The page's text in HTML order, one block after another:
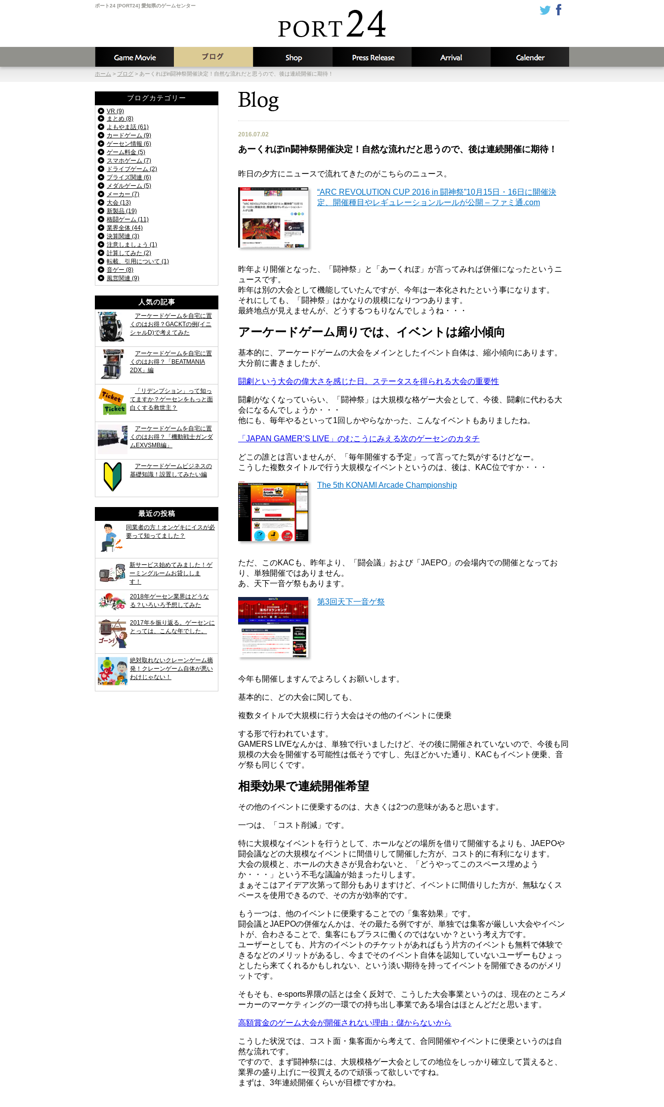
ポート24 [PORT24] 愛知県のゲームセンター
ホーム > ブログ > あーくれぼin闘神祭開催決定！自然な流れだと思うので、後は連続開催に期待！
2016.07.02
あーくれぼin闘神祭開催決定！自然な流れだと思うので、後は連続開催に期待！
昨日の夕方にニュースで流れてきたのがこちらのニュース。
“ARC REVOLUTION CUP 2016 in 闘神祭”10月15日・16日に開催決
定、開催種目やレギュレーションルールが公開 – ファミ通.com
昨年より開催となった、「闘神祭」と「あーくれぼ」が言ってみれば併催になったというニ
ュースです。
昨年は別の大会として機能していたんですが、今年は一本化されたという事になります。
それにしても、「闘神祭」はかなりの規模になりつつあります。
最終地点が見えませんが、どうするつもりなんでしょうね・・・
アーケードゲーム周りでは、イベントは縮小傾向
基本的に、アーケードゲームの大会をメインとしたイベント自体は、縮小傾向にあります。
大分前に書きましたが、
闘劇という大会の偉大さを感じた日。ステータスを得られる大会の重要性
闘劇がなくなっていらい、「闘神祭」は大規模な格ゲー大会として、今後、闘劇に代わる大
会になるんでしょうか・・・
他にも、毎年やるといって1回しかやらなかった、こんなイベントもありましたね。
「JAPAN GAMER’S LIVE」のむこうにみえる次のゲーセンのカタチ
どこの誰とは言いませんが、「毎年開催する予定」って言ってた気がするけどなー。
こうした複数タイトルで行う大規模なイベントというのは、後は、KAC位ですか・・・
The 5th KONAMI Arcade Championship
ただ、このKACも、昨年より、「闘会議」および「JAEPO」の会場内での開催となってお
り、単独開催ではありません。
あ、天下一音ゲ祭もあります。
第3回天下一音ゲ祭
今年も開催しますんでよろしくお願いします。
基本的に、どの大会に関しても、
複数タイトルで大規模に行う大会はその他のイベントに便乗
する形で行われています。
GAMERS LIVEなんかは、単独で行いましたけど、その後に開催されていないので、今後も同
規模の大会を開催する可能性は低そうですし、先ほどかいた通り、KACもイベント便乗、音
ゲ祭も同じくです。
相乗効果で連続開催希望
その他のイベントに便乗するのは、大きくは2つの意味があると思います。
一つは、「コスト削減」です。
特に大規模なイベントを行うとして、ホールなどの場所を借りて開催するよりも、JAEPOや
闘会議などの大規模なイベントに間借りして開催した方が、コスト的に有利になります。
大会の規模と、ホールの大きさが見合わないと、「どうやってこのスペース埋めよう
か・・・」という不毛な議論が始まったりします。
まぁそこはアイデア次第って部分もありますけど、イベントに間借りした方が、無駄なくス
ペースを使用できるので、その方が効率的です。
もう一つは、他のイベントに便乗することでの「集客効果」です。
闘会議とJAEPOの併催なんかは、その最たる例ですが、単独では集客が厳しい大会やイベン
トが、合わさることで、集客にもプラスに働くのではないか？という考え方です。
ユーザーとしても、片方のイベントのチケットがあればもう片方のイベントも無料で体験で
きるなどのメリットがあるし、今までそのイベント自体を認知していないユーザーもひょっ
としたら来てくれるかもしれない、という淡い期待を持ってイベントを開催できるのがメリ
ットです。
そもそも、e-sports界隈の話とは全く反対で、こうした大会事業というのは、現在のところメ
ーカーのマーケティングの一環での持ち出し事業である場合はほとんどだと思います。
高額賞金のゲーム大会が開催されない理由：儲からないから
こうした状況では、コスト面・集客面から考えて、合同開催やイベントに便乗というのは自
然な流れです。
ですので、まず闘神祭には、大規模格ゲー大会としての地位をしっかり確立して貰えると、
業界の盛り上げに一役買えるので頑張って欲しいですね。
まずは、3年連続開催くらいが目標ですかね。
ブログカテゴリー
VR (9)
まとめ (8)
よもやま話 (61)
カードゲーム (9)
ゲーセン情報 (6)
ゲーム料金 (5)
スマホゲーム (7)
ドライブゲーム (2)
プライズ関連 (6)
メダルゲーム (5)
メーカー (7)
大会 (13)
新製品 (19)
格闘ゲーム (11)
業界全体 (44)
決算関連 (3)
注意しましょう (1)
計算してみた (2)
転載、引用について (1)
音ゲー (8)
風営関連 (9)
人気の記事
アーケードゲームを自宅に置
くのはお得？GACKTの例(イニ
シャルD)で考えてみた
アーケードゲームを自宅に置
くのはお得？「BEATMANIA
2DX」編
「リデンプション」って知っ
てますか？ゲーセンをもっと面
白くする救世主？
アーケードゲームを自宅に置
くのはお得？「機動戦士ガンダ
ムEXVSMB編」
アーケードゲームビジネスの
基礎知識！設置してみたい編
最近の投稿
同業者の方！オンゲキにイスが必
要って知ってました？
新サービス始めてみました！ゲ
ーミングルームお貸ししま
す！
2018年ゲーセン業界はどうな
る？いろいろ予想してみた
2017年を振り返る。ゲーセンに
とっては、こんな年でした。
絶対取れないクレーンゲーム摘
発！クレーンゲーム自体が悪い
わけじゃない！